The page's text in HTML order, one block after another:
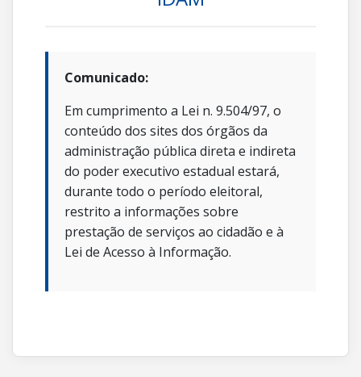
Comunicado:
Em cumprimento a Lei n. 9.504/97, o
conteúdo dos sites dos órgãos da
administração pública direta e indireta
do poder executivo estadual estará,
durante todo o período eleitoral,
restrito a informações sobre
prestação de serviços ao cidadão e à
Lei de Acesso à Informação.